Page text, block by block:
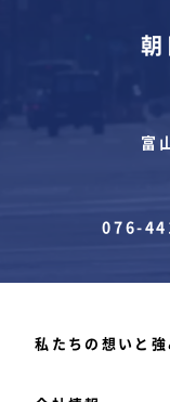
富
076-
私たちの想いと強